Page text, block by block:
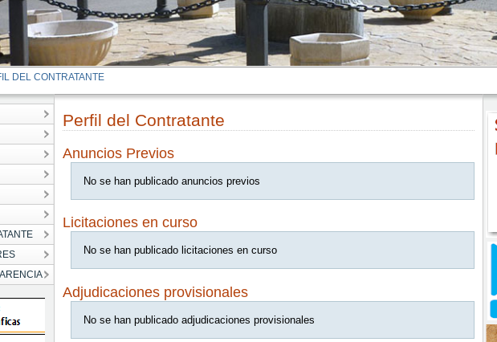
DEL CONTRATANTE
Perfil del Contratante
Anuncios Previos
No se han publicado anuncios previos
Licitaciones en curso
No se han publicado licitaciones en curso
Adjudicaciones provisionales
No se han publicado adjudicaciones provisionales